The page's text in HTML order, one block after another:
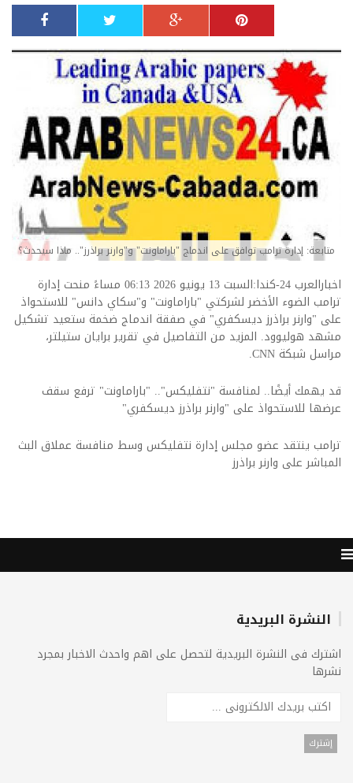
متابعة: إدارة ترامب توافق على اندماج "باراماونت" و"وارنر براذرز".. ماذا سيحدث؟
اخبارالعرب 24-كندا:السبت 13 يونيو 2026 06:13 مساءً منحت إدارة
ترامب الضوء الأخضر لشركتي "باراماونت" و"سكاي دانس" للاستحواذ
على "وارنر براذرز ديسكفري" في صفقة اندماج ضخمة ستعيد تشكيل
مشهد هوليوود. المزيد من التفاصيل في تقرير برايان ستيلتر،
مراسل شبكة CNN.
قد يهمك أيضًا.. لمنافسة "نتفليكس".. "باراماونت" ترفع سقف
عرضها للاستحواذ على "وارنر براذرز ديسكفري"
ترامب ينتقد عضو مجلس إدارة نتفليكس وسط منافسة عملاق البث
المباشر على وارنر براذرز
النشرة البريدية
اشترك فى النشرة البريدية لتحصل على اهم واحدث الاخبار بمجرد
نشرها